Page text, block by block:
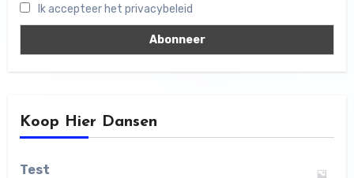
Ik accepteer het privacybeleid
Koop Hier Dansen
Test